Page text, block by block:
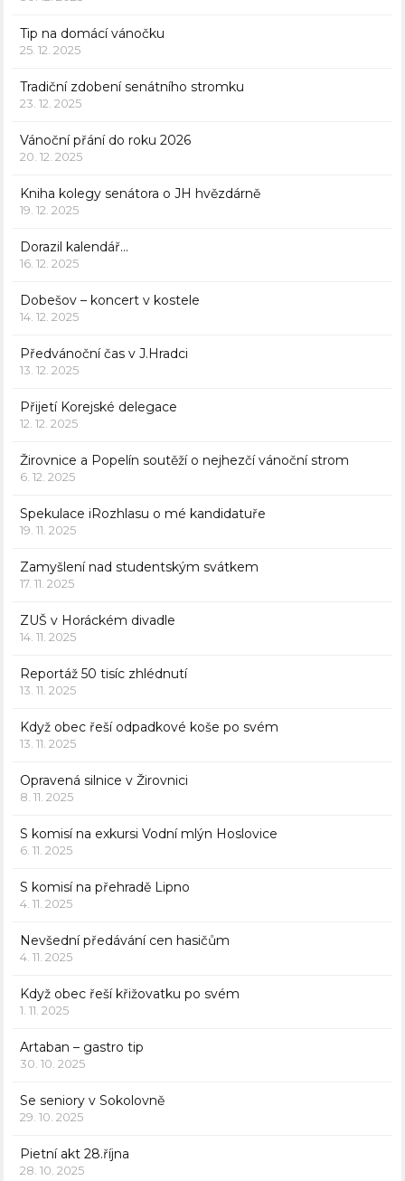
Tip na domácí vánočku
25. 12. 2025
Tradiční zdobení senátního stromku
23. 12. 2025
Vánoční přání do roku 2026
20. 12. 2025
Kniha kolegy senátora o JH hvězdárně
19. 12. 2025
Dorazil kalendář…
16. 12. 2025
Dobešov – koncert v kostele
14. 12. 2025
Předvánoční čas v J.Hradci
13. 12. 2025
Přijetí Korejské delegace
12. 12. 2025
Žirovnice a Popelín soutěží o nejhezčí vánoční strom
6. 12. 2025
Spekulace iRozhlasu o mé kandidatuře
19. 11. 2025
Zamyšlení nad studentským svátkem
17. 11. 2025
ZUŠ v Horáckém divadle
14. 11. 2025
Reportáž 50 tisíc zhlédnutí
13. 11. 2025
Když obec řeší odpadkové koše po svém
13. 11. 2025
Opravená silnice v Žirovnici
8. 11. 2025
S komisí na exkursi Vodní mlýn Hoslovice
6. 11. 2025
S komisí na přehradě Lipno
4. 11. 2025
Nevšední předávání cen hasičům
4. 11. 2025
Když obec řeší křižovatku po svém
1. 11. 2025
Artaban – gastro tip
30. 10. 2025
Se seniory v Sokolovně
29. 10. 2025
Pietní akt 28.října
28. 10. 2025